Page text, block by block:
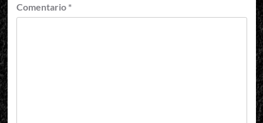
Comentario *